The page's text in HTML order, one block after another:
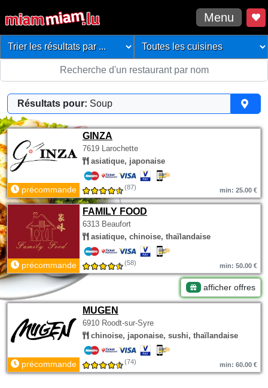
Menu
Résultats pour: Soup
GINZA
7619 Larochette
asiatique, japonaise
précommande (87) min: 25.00 €
FAMILY FOOD
6313 Beaufort
asiatique, chinoise, thaïlandaise
précommande (58) min: 50.00 €
afficher offres
MUGEN
6910 Roodt-sur-Syre
chinoise, japonaise, sushi, thaïlandaise
précommande (74) min: 60.00 €